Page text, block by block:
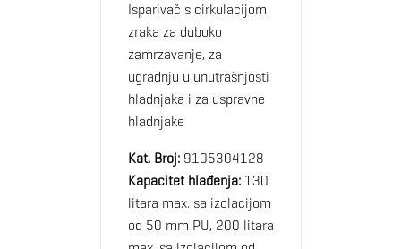
Isparivač s cirkulacijom
zraka za duboko
zamrzavanje, za
ugradnju u unutrašnjosti
hladnjaka i za uspravne
hladnjake
Kat. Broj:9105304128
Kapacitet hlađenja:130
litara max. sa izolacijom
od 50 mm PU, 200 litara